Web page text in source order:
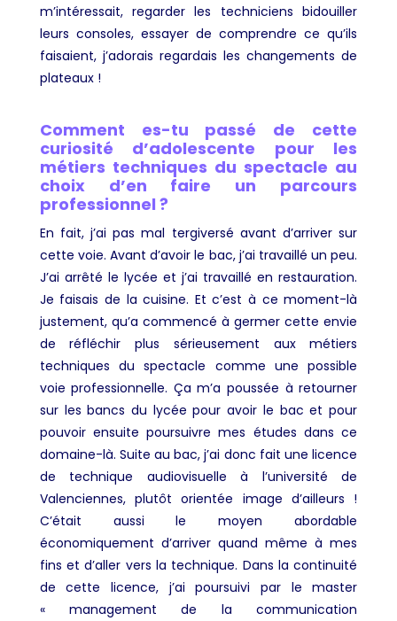
m’intéressait, regarder les techniciens bidouiller
leurs consoles, essayer de comprendre ce qu’ils
faisaient, j’adorais regardais les changements de
plateaux !
Comment es-tu passé de cette
curiosité d’adolescente pour les
métiers techniques du spectacle au
choix d’en faire un parcours
professionnel ?
En fait, j’ai pas mal tergiversé avant d’arriver sur
cette voie. Avant d’avoir le bac, j’ai travaillé un peu.
J’ai arrêté le lycée et j’ai travaillé en restauration.
Je faisais de la cuisine. Et c’est à ce moment-là
justement, qu’a commencé à germer cette envie
de réfléchir plus sérieusement aux métiers
techniques du spectacle comme une possible
voie professionnelle. Ça m’a poussée à retourner
sur les bancs du lycée pour avoir le bac et pour
pouvoir ensuite poursuivre mes études dans ce
domaine-là. Suite au bac, j’ai donc fait une licence
de technique audiovisuelle à l’université de
Valenciennes, plutôt orientée image d’ailleurs !
C’était aussi le moyen abordable
économiquement d’arriver quand même à mes
fins et d’aller vers la technique. Dans la continuité
de cette licence, j’ai poursuivi par le master
« management de la communication